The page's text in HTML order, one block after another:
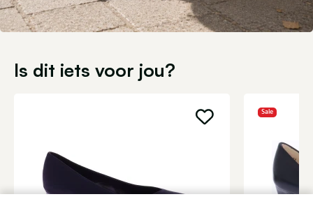
Is dit iets voor jou?
Sale